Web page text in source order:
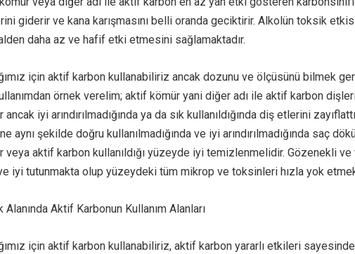
giderir ve kana karışmasını belli oranda geciktirir. Alkolün toksik
daha az ve hafif etki etmesini sağlamaktadır.
için aktif karbon kullanabiliriz ancak dozunu ve ölçüsünü bilmek
örnek verelim; aktif kömür yani diğer adı ile aktif karbon
ancak iyi arındırılmadığında ya da sık kullanıldığında diş etlerini
aynı şekilde doğru kullanılmadığında ve iyi arındırılmadığında saç
veya aktif karbon kullanıldığı yüzeyde iyi temizlenmelidir. Gözenekli ve
iyi tutunmakta olup yüzeydeki tüm mikrop ve toksinleri hızla yok
Alanında Aktif Karbonun Kullanım Alanları
için aktif karbon kullanabiliriz, aktif karbon yararlı etkileri sayesinde